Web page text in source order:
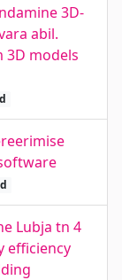
3D-
abil.
3D models
Lubja tn 4
efficiency